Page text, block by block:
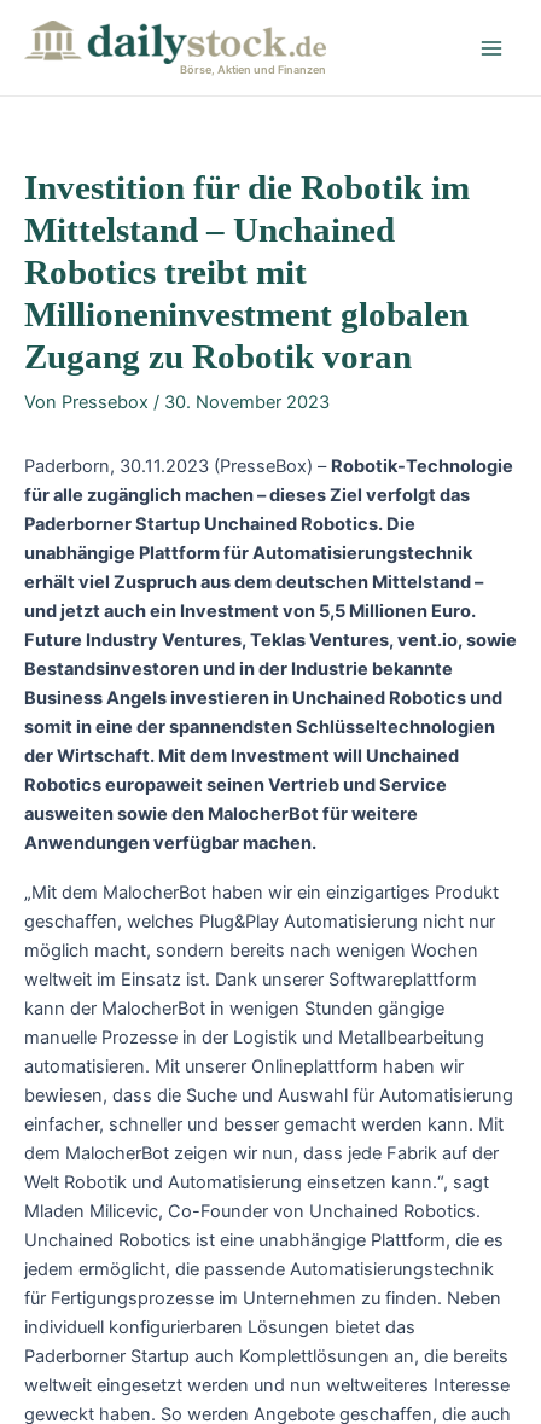
Börse, Aktien und Finanzen
Investition für die Robotik im
Mittelstand – Unchained
Robotics treibt mit
Millioneninvestment globalen
Zugang zu Robotik voran
Von Pressebox / 30. November 2023
Paderborn, 30.11.2023 (PresseBox) – Robotik-Technologie
für alle zugänglich machen – dieses Ziel verfolgt das
Paderborner Startup Unchained Robotics. Die
unabhängige Plattform für Automatisierungstechnik
erhält viel Zuspruch aus dem deutschen Mittelstand –
und jetzt auch ein Investment von 5,5 Millionen Euro.
Future Industry Ventures, Teklas Ventures, vent.io, sowie
Bestandsinvestoren und in der Industrie bekannte
Business Angels investieren in Unchained Robotics und
somit in eine der spannendsten Schlüsseltechnologien
der Wirtschaft. Mit dem Investment will Unchained
Robotics europaweit seinen Vertrieb und Service
ausweiten sowie den MalocherBot für weitere
Anwendungen verfügbar machen.
„Mit dem MalocherBot haben wir ein einzigartiges Produkt
geschaffen, welches Plug&Play Automatisierung nicht nur
möglich macht, sondern bereits nach wenigen Wochen
weltweit im Einsatz ist. Dank unserer Softwareplattform
kann der MalocherBot in wenigen Stunden gängige
manuelle Prozesse in der Logistik und Metallbearbeitung
automatisieren. Mit unserer Onlineplattform haben wir
bewiesen, dass die Suche und Auswahl für Automatisierung
einfacher, schneller und besser gemacht werden kann. Mit
dem MalocherBot zeigen wir nun, dass jede Fabrik auf der
Welt Robotik und Automatisierung einsetzen kann.“, sagt
Mladen Milicevic, Co-Founder von Unchained Robotics.
Unchained Robotics ist eine unabhängige Plattform, die es
jedem ermöglicht, die passende Automatisierungstechnik
für Fertigungsprozesse im Unternehmen zu finden. Neben
individuell konfigurierbaren Lösungen bietet das
Paderborner Startup auch Komplettlösungen an, die bereits
weltweit eingesetzt werden und nun weltweiteres Interesse
geweckt haben. So werden Angebote geschaffen, die auch